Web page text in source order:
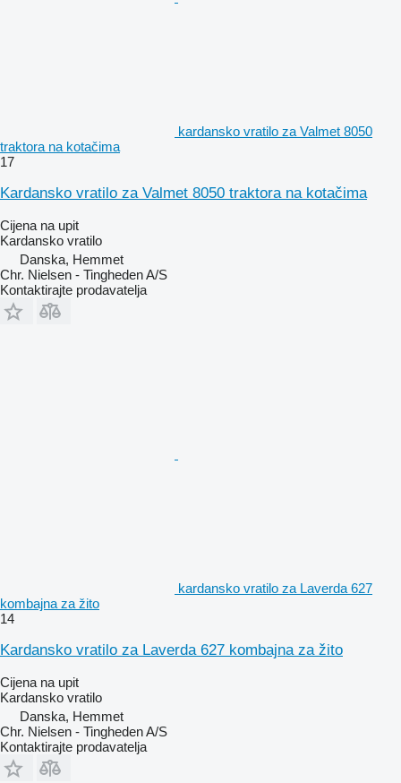
kardansko vratilo za Valmet 8050
traktora na kotačima
17
Kardansko vratilo za Valmet 8050 traktora na kotačima
Cijena na upit
Kardansko vratilo
Danska, Hemmet
Chr. Nielsen - Tingheden A/S
Kontaktirajte prodavatelja
kardansko vratilo za Laverda 627
kombajna za žito
14
Kardansko vratilo za Laverda 627 kombajna za žito
Cijena na upit
Kardansko vratilo
Danska, Hemmet
Chr. Nielsen - Tingheden A/S
Kontaktirajte prodavatelja